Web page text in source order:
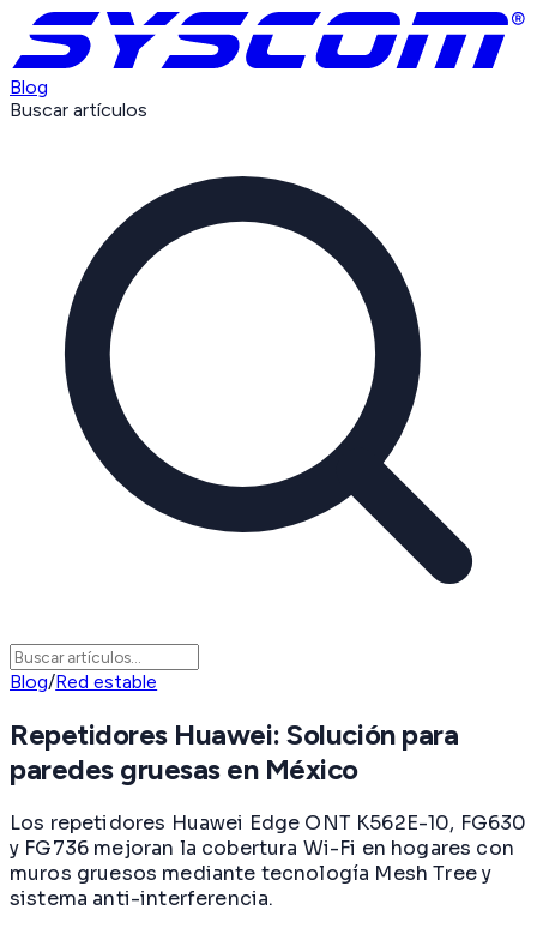
Blog
Buscar artículos
Blog/Red estable
Repetidores Huawei: Solución para
paredes gruesas en México
Los repetidores Huawei Edge ONT K562E-10, FG630
y FG736 mejoran la cobertura Wi-Fi en hogares con
muros gruesos mediante tecnología Mesh Tree y
sistema anti-interferencia.